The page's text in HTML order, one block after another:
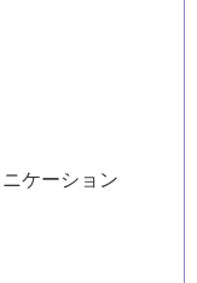
ケーション